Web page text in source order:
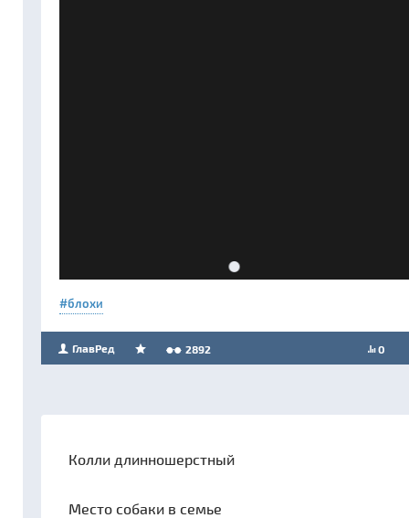
блохи
ГлавРед 0
2892
Колли длинношерстный
Место собаки в семье